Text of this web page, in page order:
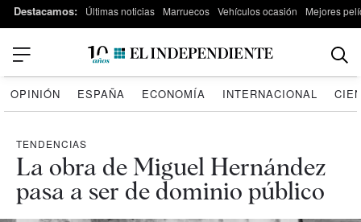
Destacamos: Últimas noticias Marruecos Vehículos ocasión Mejores
OPINIÓN ESPAÑA ECONOMÍA INTERNACIONAL
TENDENCIAS
La obra de Miguel Hernández
pasa a ser de dominio público